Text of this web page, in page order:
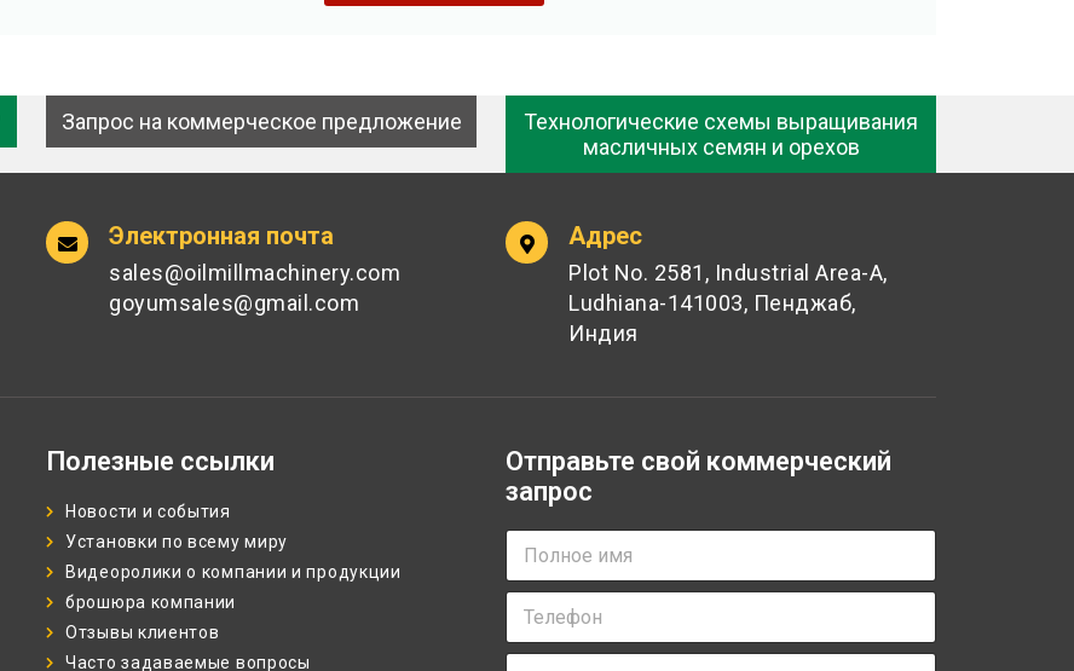
Запрос на коммерческое предложение
Технологические схемы выращивания
масличных семян и орехов
Электронная почта
sales@oilmillmachinery.com
goyumsales@gmail.com
Адрес
Plot No. 2581, Industrial Area-A,
Ludhiana-141003, Пенджаб,
Индия
Полезные ссылки
Новости и события
Установки по всему миру
Видеоролики о компании и продукции
брошюра компании
Отзывы клиентов
Часто задаваемые вопросы
Отправьте свой коммерческий
запрос
П
л
е
Т
л
Э